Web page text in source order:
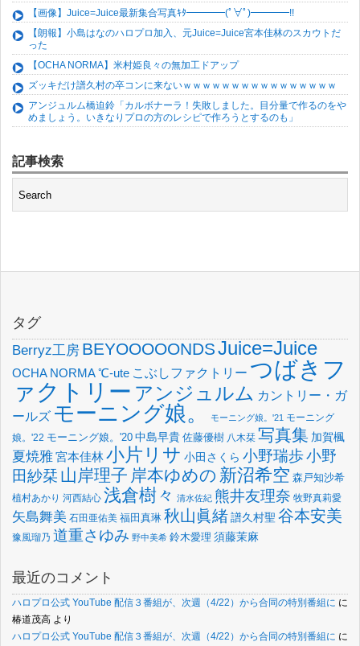
【画像】Juice=Juice最新集合写真ｷﾀ━━━━(ﾟ∀ﾟ)━━━━!!
【朗報】小島はなのハロプロ加入、元Juice=Juice宮本佳林のスカウトだ
った
【OCHA NORMA】米村姫良々の無加工ドアップ
ズッキだけ譜久村の卒コンに来ないｗｗｗｗｗｗｗｗｗｗｗｗｗｗｗｗ
アンジュルム橋迫鈴「カルボナーラ！失敗しました。目分量で作るのをや
めましょう。いきなりプロの方のレシピで作ろうとするのも」
記事検索
タグ
Berryz工房 BEYOOOOONDSJuice=Juice
OCHA NORMA℃-ute こぶしファクトリー つばきフ
ァクトリー アンジュルム カントリー・ガ
ールズ モーニング娘。 モーニング娘。'21 モーニング
娘。'22 モーニング娘。'20 中島早貴 佐藤優樹 八木栞 写真集 加賀楓
夏焼雅宮本佳林小片リサ 小田さくら 小野瑞歩小野
田紗栞 山岸理子 岸本ゆめの 新沼希空 森戸知沙希
植村あかり 河西結心 浅倉樹々 清水佐紀 熊井友理奈 牧野真莉愛
矢島舞美 石田亜佑美 福田真琳 秋山眞緒譜久村聖 谷本安美
豫風瑠乃 道重さゆみ 野中美希 鈴木愛理 須藤茉麻
最近のコメント
ハロプロ公式 YouTube 配信３番組が、次週（4/22）から合同の特別番組に に
椿道茂高 より
ハロプロ公式 YouTube 配信３番組が、次週（4/22）から合同の特別番組に に